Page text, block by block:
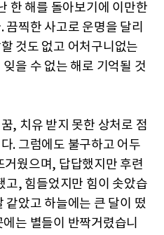
한 해를 돌아보기에 이만한
끔찍한 사고로 운명을 달리
것도 없고 어처구니없는
을 수 없는 해로 기억될 것
, 치유 받지 못한 상처로 점
. 그럼에도 불구하고 어두
웠으며, 답답했지만 후련
고, 힘들었지만 힘이 솟았습
같았고 하늘에는 큰 달이 떴
는 별들이 반짝거렸습니